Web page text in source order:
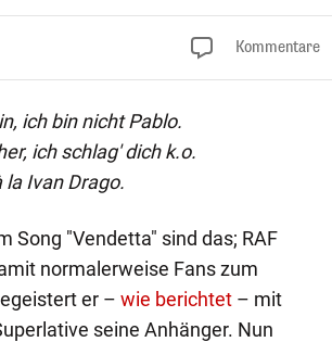
Kommentare
ich bin nicht Pablo.
ich schlag' dich k.o.
Ivan Drago.
Song "Vendetta" sind das; RAF
normalerweise Fans zum
er – wie berichtet – mit
seine Anhänger. Nun